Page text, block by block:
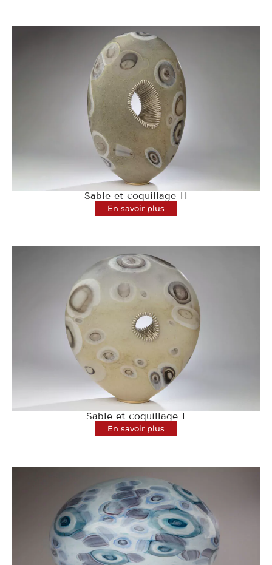
Sable et coquillage II
En savoir plus
Sable et coquillage I
En savoir plus